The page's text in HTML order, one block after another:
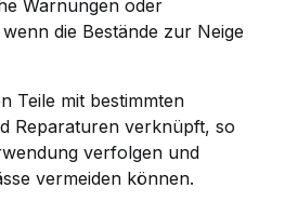
Warnungen oder
die Bestände zur Neige
Teile mit bestimmten
Reparaturen verknüpft, so
verfolgen und
vermeiden können.